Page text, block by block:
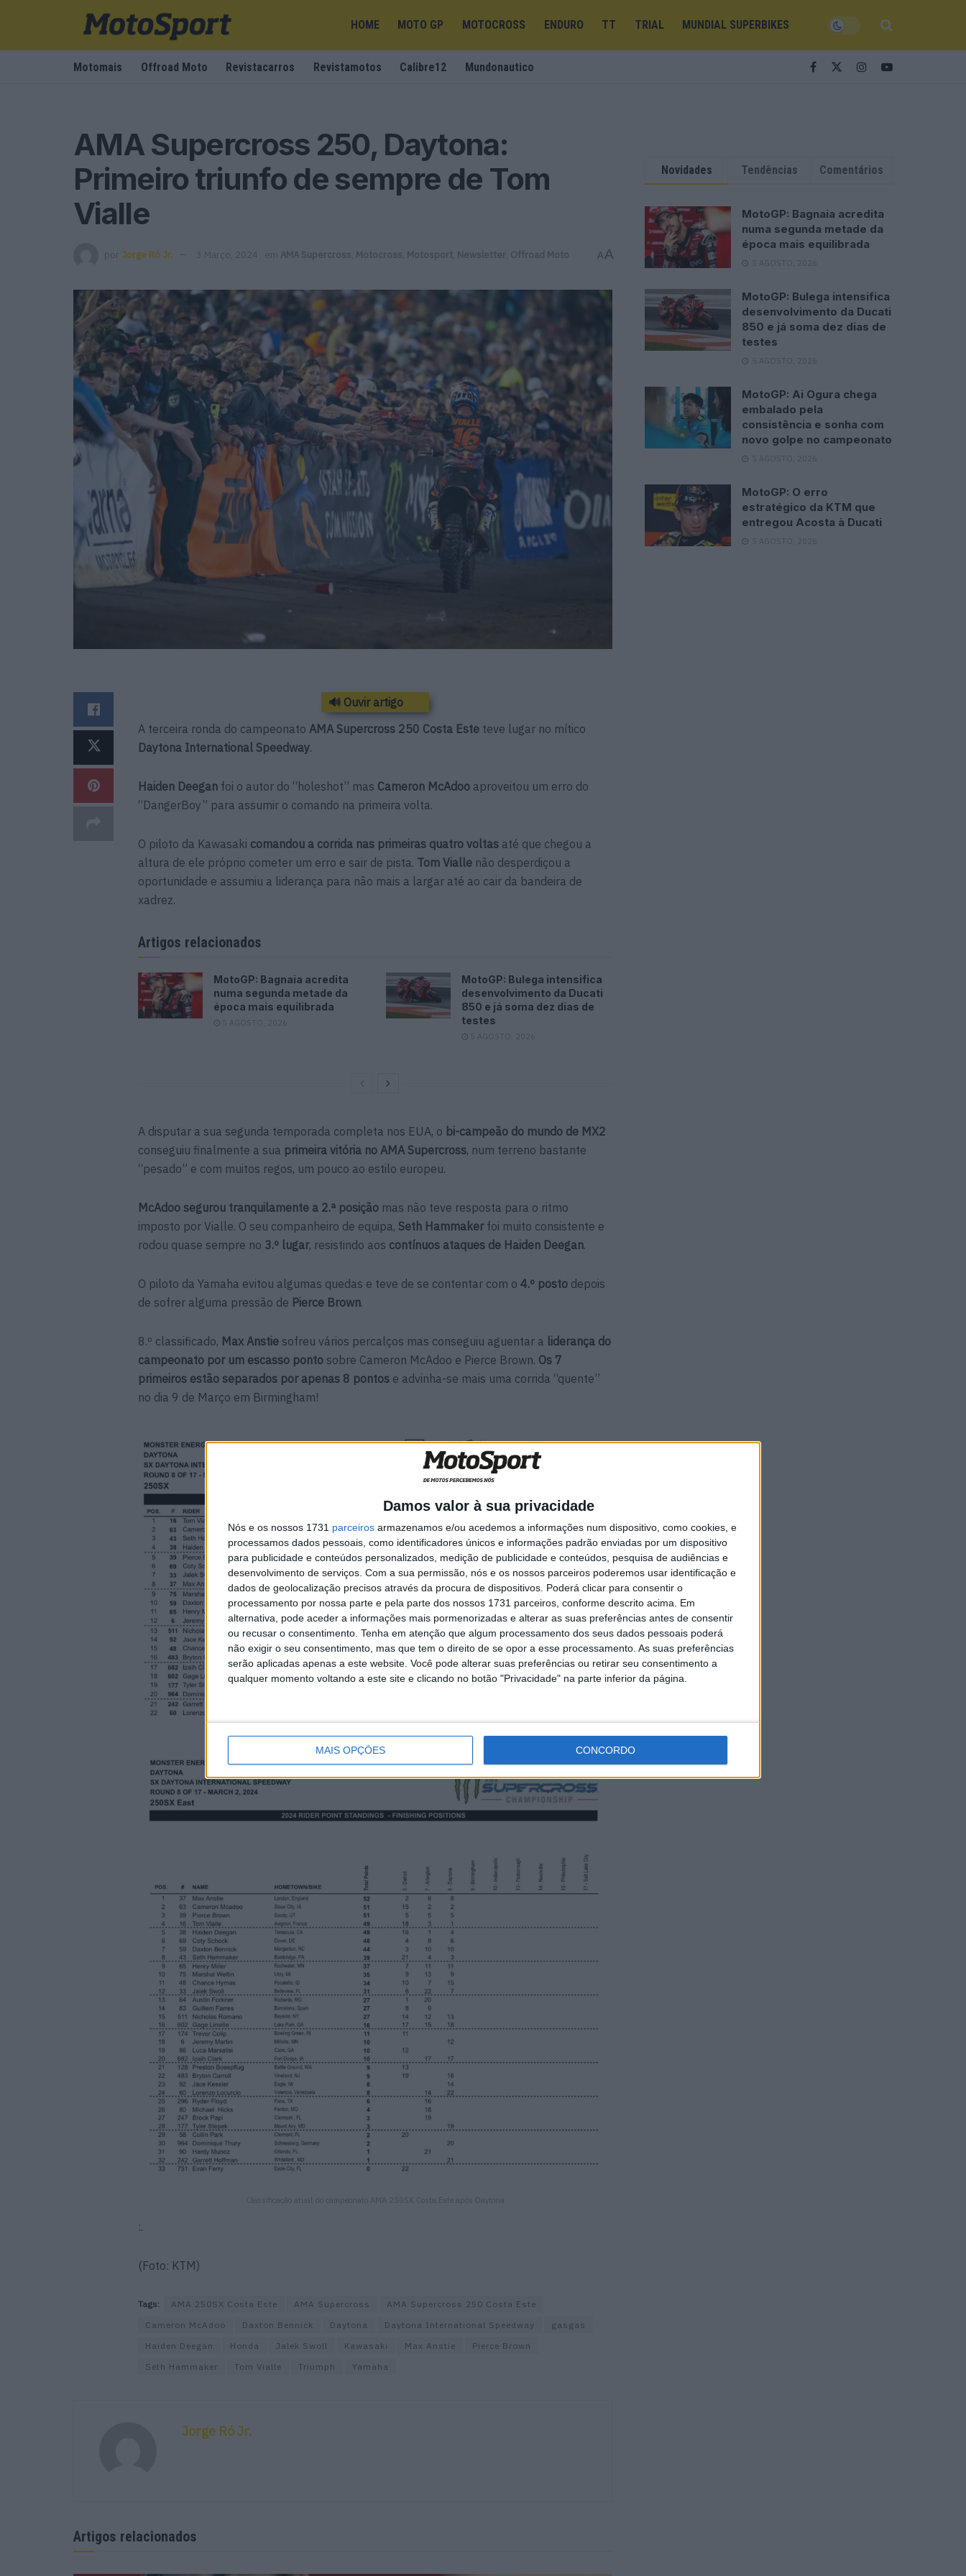
Damos valor à sua privacidade
Nós e os nossos 1731 parceiros armazenamos e/ou acedemos a informações num dispositivo, como cookies, e
processamos dados pessoais, como identificadores únicos e informações padrão enviadas por um dispositivo
para publicidade e conteúdos personalizados, medição de publicidade e conteúdos, pesquisa de audiências e
desenvolvimento de serviços. Com a sua permissão, nós e os nossos parceiros poderemos usar identificação e
dados de geolocalização precisos através da procura de dispositivos. Poderá clicar para consentir o
processamento por nossa parte e pela parte dos nossos 1731 parceiros, conforme descrito acima. Em
alternativa, pode aceder a informações mais pormenorizadas e alterar as suas preferências antes de consentir
ou recusar o consentimento. Tenha em atenção que algum processamento dos seus dados pessoais poderá
não exigir o seu consentimento, mas que tem o direito de se opor a esse processamento. As suas preferências
serão aplicadas apenas a este website. Você pode alterar suas preferências ou retirar seu consentimento a
qualquer momento voltando a este site e clicando no botão "Privacidade" na parte inferior da página.
MAIS OPÇÕES CONCORDO
HOME MOTO GP MOTOCROSS ENDURO TT TRIAL MUNDIAL SUPERBIKES
Motomais Offroad Moto Revistacarros Revistamotos Calibre12 Mundonautico
AMA Supercross 250, Daytona:
Primeiro triunfo de sempre de Tom
Vialle
por Jorge Ró Jr. 3 Março, 2024 em AMA Supercross Motocross Motosport Newsletter Offroad Moto AA
🔊 Ouvir artigo
A terceira ronda do campeonato AMA Supercross 250 Costa Este teve lugar no mítico
Daytona International Speedway.
Haiden Deegan foi o autor do “holeshot” mas Cameron McAdoo aproveitou um erro do
“DangerBoy” para assumir o comando na primeira volta.
O piloto da Kawasaki comandou a corrida nas primeiras quatro voltas até que chegou a
altura de ele próprio cometer um erro e sair de pista. Tom Vialle não desperdiçou a
oportunidade e assumiu a liderança para não mais a largar até ao cair da bandeira de
xadrez.
Artigos relacionados
MotoGP: Bagnaia acredita
numa segunda metade da
época mais equilibrada
5 AGOSTO, 2026
MotoGP: Bulega intensifica
desenvolvimento da Ducati
850 e já soma dez dias de
testes
5 AGOSTO, 2026
A disputar a sua segunda temporada completa nos EUA, o bi-campeão do mundo de MX2
conseguiu finalmente a sua primeira vitória no AMA Supercross, num terreno bastante
“pesado” e com muitos regos, um pouco ao estilo europeu.
McAdoo segurou tranquilamente a 2.ª posição mas não teve resposta para o ritmo
imposto por Vialle. O seu companheiro de equipa, Seth Hammakerfoi muito consistente e
rodou quase sempre no 3.º lugar, resistindo aos contínuos ataques de Haiden Deegan.
O piloto da Yamaha evitou algumas quedas e teve de se contentar com o 4.º posto depois
de sofrer alguma pressão de Pierce Brown.
8.º classificado, Max Anstie sofreu vários percalços mas conseguiu aguentar a liderança do
campeonato por um escasso ponto sobre Cameron McAdoo e Pierce Brown. Os 7
primeiros estão separados por apenas 8 pontos e advinha-se mais uma corrida “quente”
no dia 9 de Março em Birmingham!
Classificação atual do campeonato AMA 250SX Costa Este após Daytona
:.
(Foto: KTM)
Tags: AMA 250SX Costa Este AMA Supercross
AMA Supercross 250 Costa Este
Cameron McAdoo
Daxton Bennick Daytona Daytona International Speedway
gasgas
Haiden Deegan
Honda Jalek Swoll Kawasaki Max Anstie
Pierce Brown
Seth Hammaker
Tom Vialle Triumph Yamaha
Jorge Ró Jr.
Artigos relacionados
Novidades Tendências Comentários
MotoGP: Bagnaia acredita
numa segunda metade da
época mais equilibrada
5 AGOSTO, 2026
MotoGP: Bulega intensifica
desenvolvimento da Ducati
850 e já soma dez dias de
testes
5 AGOSTO, 2026
MotoGP: Ai Ogura chega
embalado pela
consistência e sonha com
novo golpe no campeonato
5 AGOSTO, 2026
MotoGP: O erro
estratégico da KTM que
entregou Acosta à Ducati
5 AGOSTO, 2026